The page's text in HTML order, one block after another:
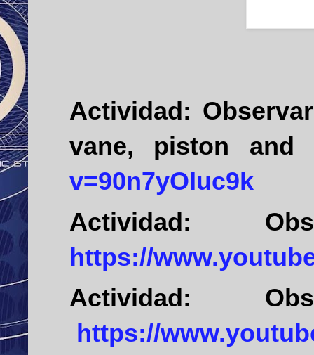
Actividad:
vane, piston and
v=90n7yOIuc9k
Actividad:
https://
Actividad:
https://